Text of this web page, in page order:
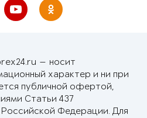
— носит
характер и ни при
публичной офертой,
Статьи 437
Федерации. Для